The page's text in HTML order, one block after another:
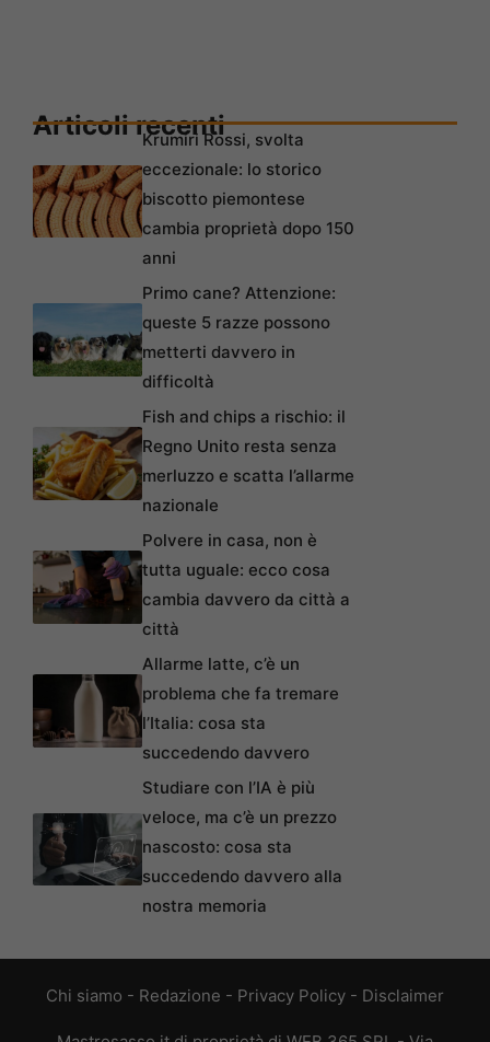
Articoli recentiKrumiri Rossi, svolta
eccezionale: lo storico
biscotto piemontese
cambia proprietà dopo 150
anni
Primo cane? Attenzione:
queste 5 razze possono
metterti davvero in
difficoltà
Fish and chips a rischio: il
Regno Unito resta senza
merluzzo e scatta l’allarme
nazionale
Polvere in casa, non è
tutta uguale: ecco cosa
cambia davvero da città a
città
Allarme latte, c’è un
problema che fa tremare
l’Italia: cosa sta
succedendo davvero
Studiare con l’IA è più
veloce, ma c’è un prezzo
nascosto: cosa sta
succedendo davvero alla
nostra memoria
Chi siamo - Redazione - Privacy Policy - Disclaimer